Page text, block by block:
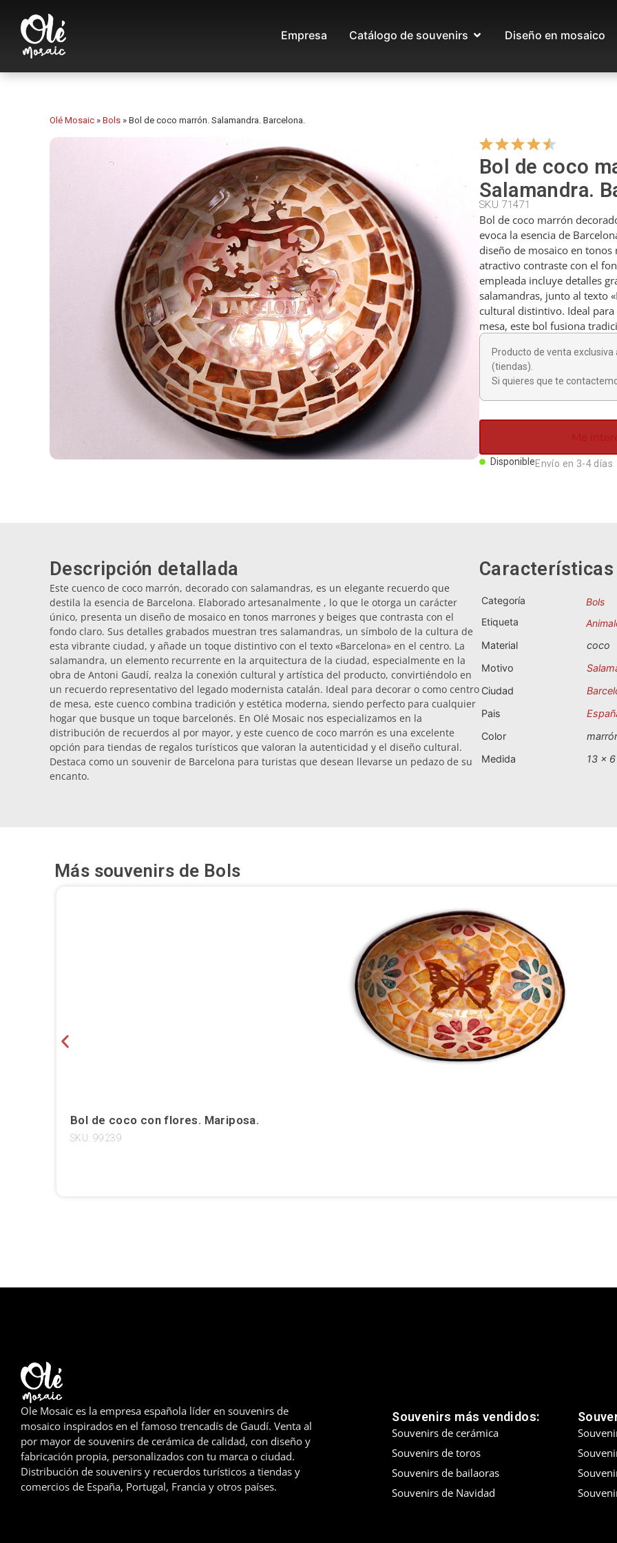
Empresa Catálogo de souvenirs Diseño en mosaico
Olé Mosaic » Bols » Bol de coco marrón. Salamandra. Barcelona.
Bol de coco
Salamandra.
SKU 71471
Bol de coco marrón
evoca la esencia de
diseño de mosaico en
atractivo contraste con el
empleada incluye detalles
salamandras, junto al texto
cultural distintivo. Ideal
mesa, este bol fusiona
Producto de venta exclusiva
(tiendas).
Si quieres que te
Me
DisponibleEnvío en 3-4 días
Descripción detallada
Este cuenco de coco marrón, decorado con salamandras, es un elegante recuerdo que
destila la esencia de Barcelona. Elaborado artesanalmente , lo que le otorga un carácter
único, presenta un diseño de mosaico en tonos marrones y beiges que contrasta con el
fondo claro. Sus detalles grabados muestran tres salamandras, un símbolo de la cultura de
esta vibrante ciudad, y añade un toque distintivo con el texto «Barcelona» en el centro. La
salamandra, un elemento recurrente en la arquitectura de la ciudad, especialmente en la
obra de Antoni Gaudí, realza la conexión cultural y artística del producto, convirtiéndolo en
un recuerdo representativo del legado modernista catalán. Ideal para decorar o como centro
de mesa, este cuenco combina tradición y estética moderna, siendo perfecto para cualquier
hogar que busque un toque barcelonés. En Olé Mosaic nos especializamos en la
distribución de recuerdos al por mayor, y este cuenco de coco marrón es una excelente
opción para tiendas de regalos turísticos que valoran la autenticidad y el diseño cultural.
Destaca como un souvenir de Barcelona para turistas que desean llevarse un pedazo de su
encanto.
Características
Categoría
Bols
Etiqueta
Material
coco
Motivo
Ciudad
Pais
Color
Medida
13 x
Más souvenirs de Bols
Bol de coco con flores. Mariposa.
SKU: 99239
Ole Mosaic es la empresa española líder en souvenirs de
mosaico inspirados en el famoso trencadís de Gaudí. Venta al
por mayor de souvenirs de cerámica de calidad, con diseño y
fabricación propia, personalizados con tu marca o ciudad.
Distribución de souvenirs y recuerdos turísticos a tiendas y
comercios de España, Portugal, Francia y otros países.
Souvenirs más vendidos:
Souvenirs de cerámica
Souvenirs de toros
Souvenirs de bailaoras
Souvenirs de Navidad